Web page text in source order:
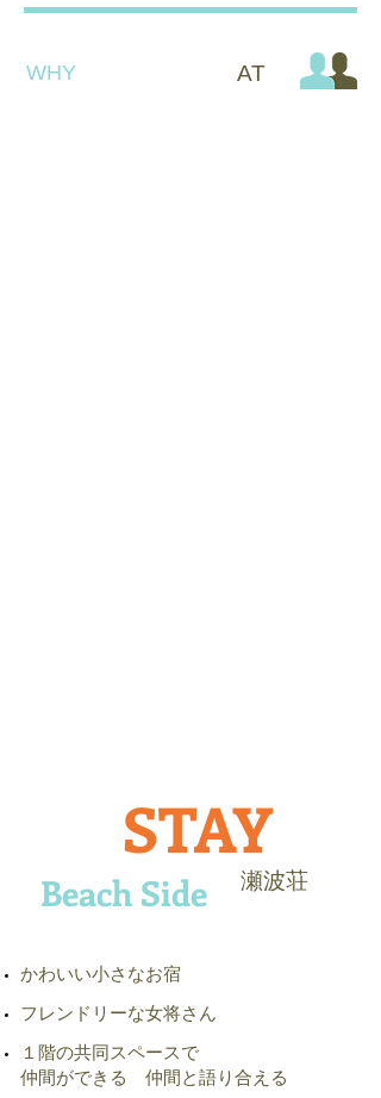
WHY​ AT
STAY
瀬波荘
Beach Side
かわいい小さなお宿
フレンドリーな女将さん
１階の共同スペースで
​仲間ができる 仲間と語り合える